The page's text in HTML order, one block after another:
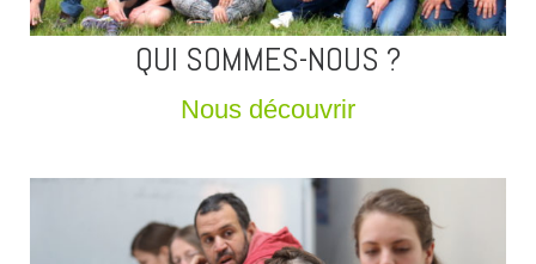
QUI SOMMES-NOUS ?
Nous découvrir